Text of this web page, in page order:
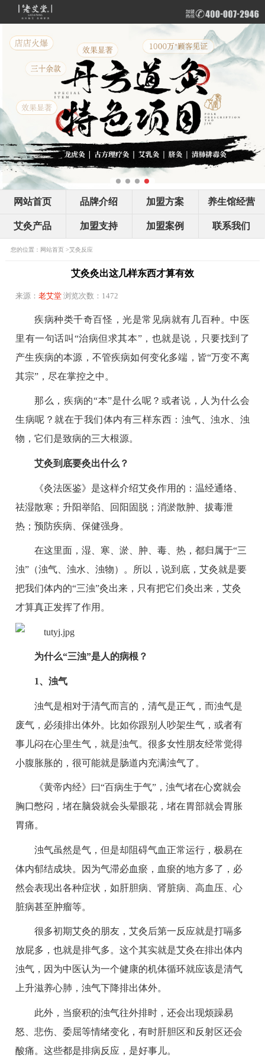
网站首页 品牌介绍 加盟方案 养生馆经营
艾灸产品 加盟支持 加盟案例 联系我们
您的位置： 网站首页>艾灸反应
艾灸灸出这几样东西才算有效
来源：老艾堂 浏览次数：1472
疾病种类千奇百怪，光是常见病就有几百种。中医
里有一句话叫“治病但求其本”，也就是说，只要找到了
产生疾病的本源，不管疾病如何变化多端，皆“万变不离
其宗”，尽在掌控之中。
那么，疾病的“本”是什么呢？或者说，人为什么会
生病呢？就在于我们体内有三样东西：浊气、浊水、浊
物，它们是致病的三大根源。
艾灸到底要灸出什么？
《灸法医鉴》是这样介绍艾灸作用的：温经通络、
祛湿散寒；升阳举陷、回阳固脱；消淤散肿、拔毒泄
热；预防疾病、保健强身。
在这里面，湿、寒、淤、肿、毒、热，都归属于“三
浊”（浊气、浊水、浊物）。所以，说到底，艾灸就是要
把我们体内的“三浊”灸出来，只有把它们灸出来，艾灸
才算真正发挥了作用。
为什么“三浊”是人的病根？
1、浊气
浊气是相对于清气而言的，清气是正气，而浊气是
废气，必须排出体外。比如你跟别人吵架生气，或者有
事儿闷在心里生气，就是浊气。很多女性朋友经常觉得
小腹胀胀的，很可能就是肠道内充满浊气了。
《黄帝内经》曰“百病生于气”，浊气堵在心窝就会
胸口憋闷，堵在脑袋就会头晕眼花，堵在胃部就会胃胀
胃痛。
浊气虽然是气，但是却阻碍气血正常运行，极易在
体内郁结成块。因为气滞必血瘀，血瘀的地方多了，必
然会表现出各种症状，如肝胆病、肾脏病、高血压、心
脏病甚至肿瘤等。
很多初期艾灸的朋友，艾灸后第一反应就是打嗝多
放屁多，也就是排气多。这个其实就是艾灸在排出体内
浊气，因为中医认为一个健康的机体循环就应该是清气
上升滋养心肺，浊气下降排出体外。
此外，当瘀积的浊气往外排时，还会出现烦躁易
怒、悲伤、委屈等情绪变化，有时肝胆区和反射区还会
酸痛。这些都是排病反应，是好事儿。